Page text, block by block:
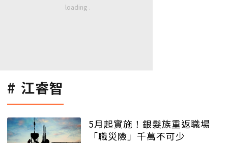
江睿智
5月起實施！銀髮族重返職場
「職災險」千萬不可少